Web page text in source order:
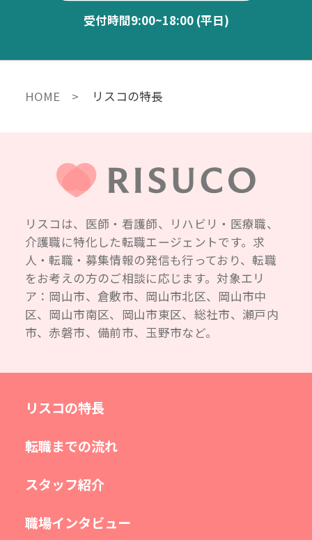
受付時間9:00~18:00 (平日)
HOME リスコの特長
リスコは、医師・看護師、リハビリ・医療職、
介護職に特化した転職エージェントです。求
人・転職・募集情報の発信も行っており、転職
をお考えの方のご相談に応じます。対象エリ
ア：岡山市、倉敷市、岡山市北区、岡山市中
区、岡山市南区、岡山市東区、総社市、瀬戸内
市、赤磐市、備前市、玉野市など。
リスコの特長
転職までの流れ
スタッフ紹介
職場インタビュー